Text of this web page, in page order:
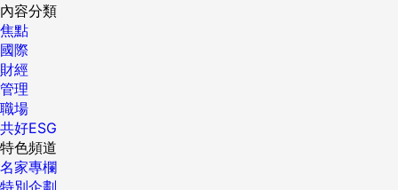
內容分類
焦點
國際
財經
管理
職場
共好ESG
特色頻道
名家專欄
特別企劃